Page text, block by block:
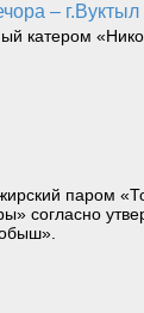
– г.Вуктыл
паром
согласно